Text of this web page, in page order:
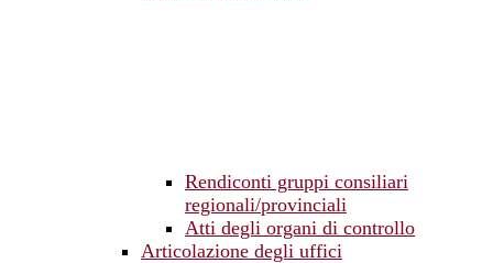
Rendiconti gruppi consiliari
regionali/provinciali
Atti degli organi di controllo
Articolazione degli uffici